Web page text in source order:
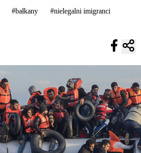
#bałkany
#nielegalni imigranci